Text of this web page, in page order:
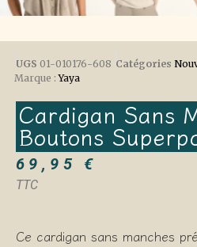
UGS 01-010176-608 Catégories
Marque :Yaya
Cardigan Sans
Boutons
69,95€
TTC
Ce cardigan sans manches